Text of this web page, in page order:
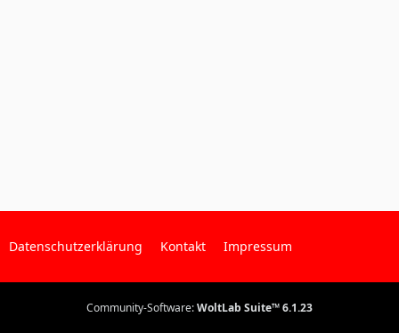
Datenschutzerklärung Kontakt Impressum
Community-Software:WoltLab Suite™ 6.1.23